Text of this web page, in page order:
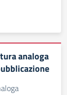
analoga